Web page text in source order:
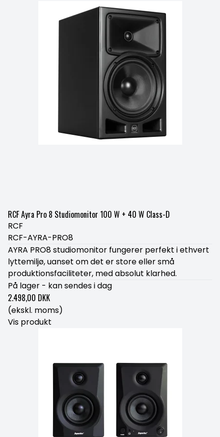
RCF Ayra Pro 8 Studiomonitor 100 W + 40 W Class-D
RCF
RCF-AYRA-PRO8
AYRA PRO8 studiomonitor fungerer perfekt i ethvert
lyttemiljø, uanset om det er store eller små
produktionsfaciliteter, med absolut klarhed.
På lager - kan sendes i dag
2.498,00 DKK
(ekskl. moms)
Vis produkt